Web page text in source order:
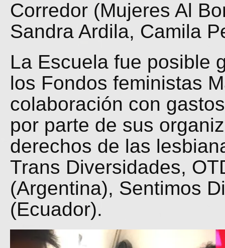
Corredor (Mujeres Al
Sandra Ardila, Camila
La Escuela fue posible
los Fondos feministas
colaboración con
por parte de sus
derechos de las
Trans Diversidades,
(Argentina), Sentimos
(Ecuador).